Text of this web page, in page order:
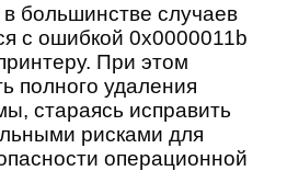
большинстве случаев
с ошибкой 0x0000011b
При этом
полного удаления
стараясь исправить
рисками для
операционной